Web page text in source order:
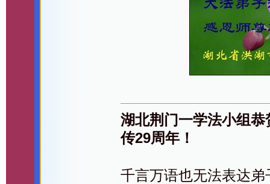
湖北荆门一学法小组
传29周年！
千言万语也无法表达